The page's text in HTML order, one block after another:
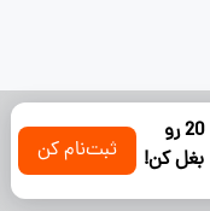
20 رو
بغل کن!
ثبت‌نام کن